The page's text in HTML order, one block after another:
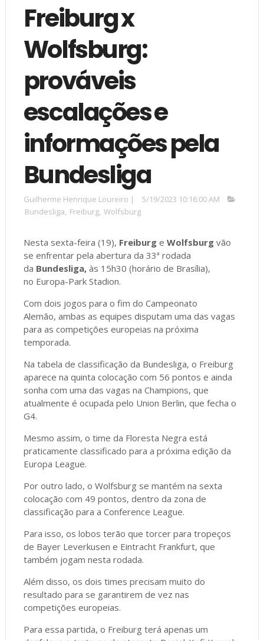
Freiburg x
Wolfsburg:
prováveis
escalações e
informações pela
Bundesliga
Guilherme Henrique Loureiro |
5/19/2023 10:16:00 AM
Bundesliga, Freiburg, Wolfsburg
Nesta sexta-feira (19), Freiburge Wolfsburg vão
se enfrentar pela abertura da 33ª rodada
da Bundesliga, às 15h30 (horário de Brasília),
no Europa-Park Stadion.
Com dois jogos para o fim do Campeonato
Alemão, ambas as equipes disputam uma das vagas
para as competições europeias na próxima
temporada.
Na tabela de classificação da Bundesliga, o Freiburg
aparece na quinta colocação com 56 pontos e ainda
sonha com uma das vagas na Champions, que
atualmente é ocupada pelo Union Berlin, que fecha o
G4.
Mesmo assim, o time da Floresta Negra está
praticamente classificado para a próxima edição da
Europa League.
Por outro lado, o Wolfsburg se mantém na sexta
colocação com 49 pontos, dentro da zona de
classificação para a Conference League.
Para isso, os lobos terão que torcer para tropeços
de Bayer Leverkusen e Eintracht Frankfurt, que
também jogam nesta rodada.
Além disso, os dois times precisam muito do
resultado para se garantirem de vez nas
competições europeias.
Para essa partida, o Freiburg terá apenas um